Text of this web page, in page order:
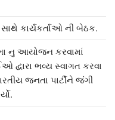
કાર્યકર્તાઓ ની બેઠક.
નુ આયોજન કરવામાં
ભવ્ય સ્વાગત કરવા
જનતા પાર્ટીને જંગી